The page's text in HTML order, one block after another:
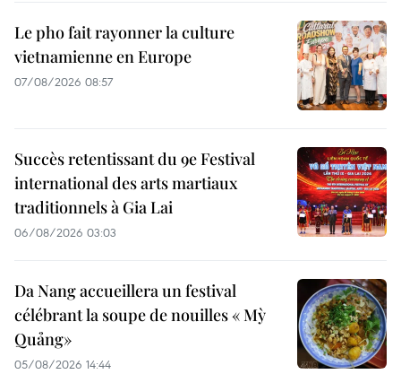
Le pho fait rayonner la culture
vietnamienne en Europe
07/08/2026 08:57
Succès retentissant du 9e Festival
international des arts martiaux
traditionnels à Gia Lai
06/08/2026 03:03
Da Nang accueillera un festival
célébrant la soupe de nouilles « Mỳ
Quảng»
05/08/2026 14:44